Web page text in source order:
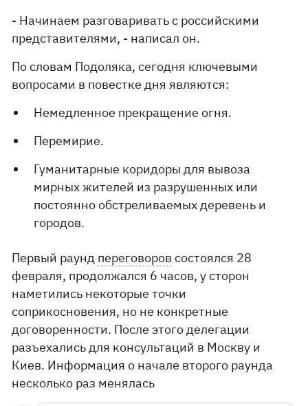
- Начинаем разговаривать с российскими
представителями, - написал он.
По словам Подоляка, сегодня ключевыми
вопросами в повестке дня являются:
Немедленное прекращение огня.
Перемирие.
Гуманитарные коридоры для вывоза
мирных жителей из разрушенных или
постоянно обстреливаемых деревень и
городов.
Первый раунд переговоров состоялся 28
февраля, продолжался 6 часов, у сторон
наметились некоторые точки
соприкосновения, но не конкретные
договоренности. После этого делегации
разъехались для консультаций в Москву и
Киев. Информация о начале второго раунда
несколько раз менялась